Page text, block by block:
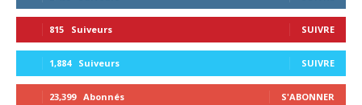
815 Suiveurs SUIVRE
1,884 Suiveurs SUIVRE
23,399 Abonnés S'ABONNER